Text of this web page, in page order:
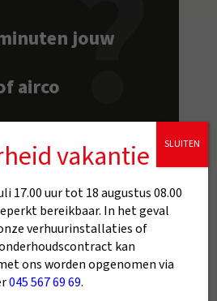
jouw
airco
CV-Ketelkiezer
Aircokiezer
vakantie
17.00 uur tot 18 augustus 08.00
bereikbaar. In het geval
verhuurinstallaties of
kan
ons worden opgenomen via
045 567 69 69.
SLUITEN